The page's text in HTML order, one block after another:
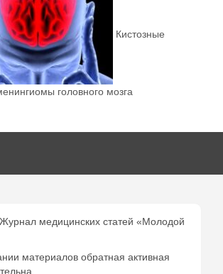
Кистозные
головного мозга
медицинских статей «Молодой
материалов обратная активная